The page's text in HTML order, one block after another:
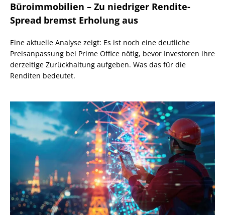
Büroimmobilien – Zu niedriger Rendite-
Spread bremst Erholung aus
Eine aktuelle Analyse zeigt: Es ist noch eine deutliche
Preisanpassung bei Prime Office nötig, bevor Investoren ihre
derzeitige Zurückhaltung aufgeben. Was das für die
Renditen bedeutet.